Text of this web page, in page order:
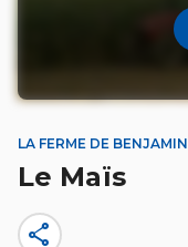
LA FERME DE BENJAMIN
Le Maïs
share